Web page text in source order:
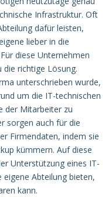
Infrastruktur. Oft
dafür leisten,
lieber in die
diese Unternehmen
die richtige Lösung.
unterschrieben wurde,
um die IT-technischen
der Mitarbeiter zu
sorgen auch für die
Firmendaten, indem sie
kümmern. Auf diese
Unterstützung eines IT-
Abteilung bieten,
kann.